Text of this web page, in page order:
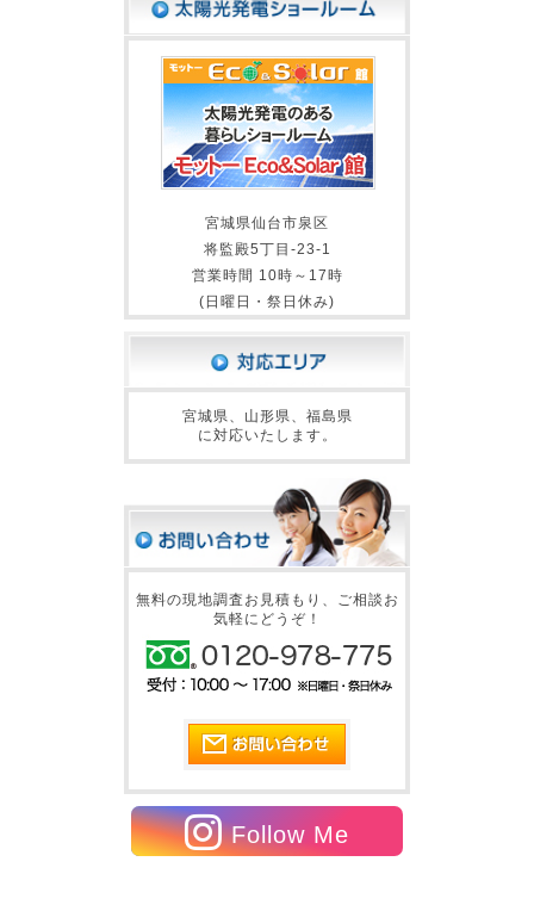
宮城県仙台市泉区
将監殿5丁目-23-1
営業時間 10時～17時
(日曜日・祭日休み)
宮城県、山形県、福島県
に対応いたします。
無料の現地調査お見積もり、ご相談お
気軽にどうぞ！
Follow Me